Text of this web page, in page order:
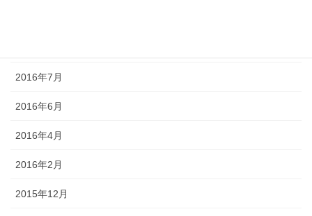
2016年7月
2016年6月
2016年4月
2016年2月
2015年12月